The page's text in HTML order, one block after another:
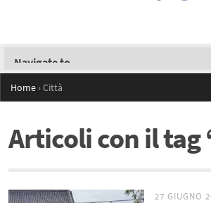
Home › Città
Articoli con il tag
27 GIUGNO